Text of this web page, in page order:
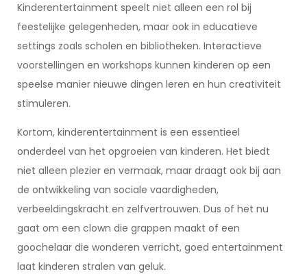
Kinderentertainment speelt niet alleen een rol bij
feestelijke gelegenheden, maar ook in educatieve
settings zoals scholen en bibliotheken. Interactieve
voorstellingen en workshops kunnen kinderen op een
speelse manier nieuwe dingen leren en hun creativiteit
stimuleren.
Kortom, kinderentertainment is een essentieel
onderdeel van het opgroeien van kinderen. Het biedt
niet alleen plezier en vermaak, maar draagt ook bij aan
de ontwikkeling van sociale vaardigheden,
verbeeldingskracht en zelfvertrouwen. Dus of het nu
gaat om een clown die grappen maakt of een
goochelaar die wonderen verricht, goed entertainment
laat kinderen stralen van geluk.